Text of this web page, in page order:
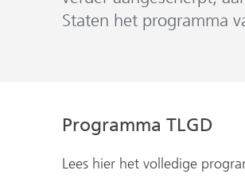
Staten het programma
Programma TLGD
Lees hier het volledige